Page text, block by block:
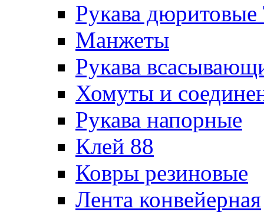
Рукава
Манжеты
Рукава
Хомуты и
Рукава напорные
Клей 88
Ковры резиновые
Лента конвейерная